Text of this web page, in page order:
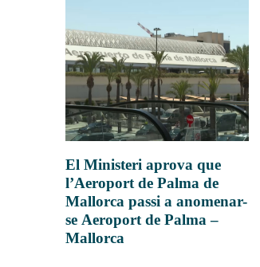
El Ministeri aprova que
l’Aeroport de Palma de
Mallorca passi a anomenar-
se Aeroport de Palma –
Mallorca